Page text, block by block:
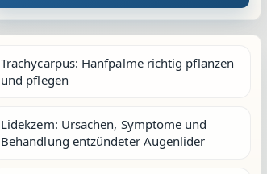
Trachycarpus: Hanfpalme richtig pflanzen
und pflegen
Lidekzem: Ursachen, Symptome und
Behandlung entzündeter Augenlider